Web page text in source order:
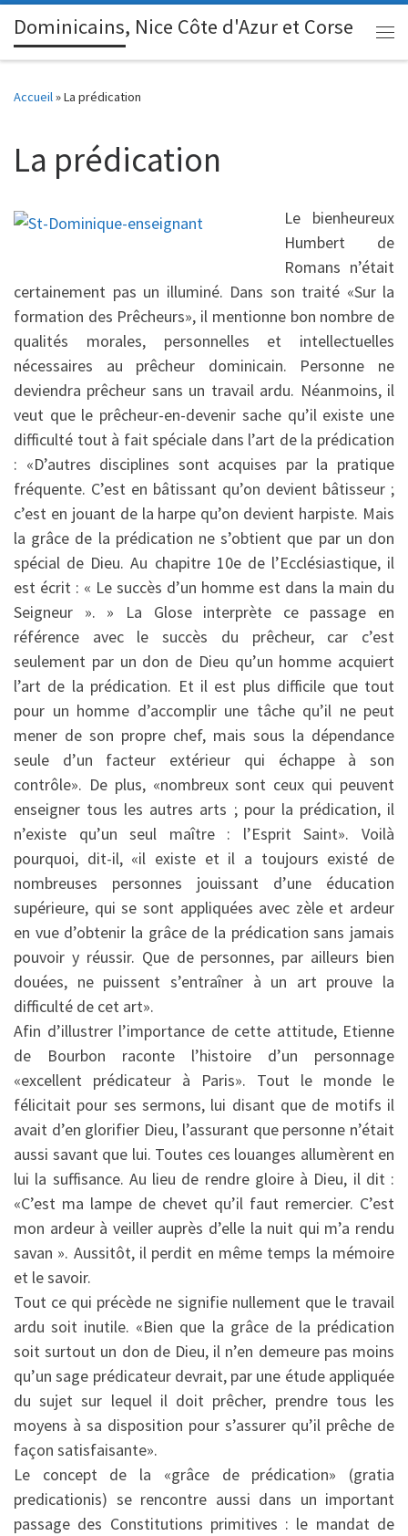
Passer au contenu
Dominicains, Nice Côte d'Azur et Corse
Accueil»La prédication
La prédication
Le bienheureux
Humbert de
Romans n’était
certainement pas un illuminé. Dans son traité «Sur la
formation des Prêcheurs», il mentionne bon nombre de
qualités morales, personnelles et intellectuelles
nécessaires au prêcheur dominicain. Personne ne
deviendra prêcheur sans un travail ardu. Néanmoins, il
veut que le prêcheur-en-devenir sache qu’il existe une
difficulté tout à fait spéciale dans l’art de la prédication
: «D’autres disciplines sont acquises par la pratique
fréquente. C’est en bâtissant qu’on devient bâtisseur ;
c’est en jouant de la harpe qu’on devient harpiste. Mais
la grâce de la prédication ne s’obtient que par un don
spécial de Dieu. Au chapitre 10e de l’Ecclésiastique, il
est écrit : « Le succès d’un homme est dans la main du
Seigneur ». » La Glose interprète ce passage en
référence avec le succès du prêcheur, car c’est
seulement par un don de Dieu qu’un homme acquiert
l’art de la prédication. Et il est plus difficile que tout
pour un homme d’accomplir une tâche qu’il ne peut
mener de son propre chef, mais sous la dépendance
seule d’un facteur extérieur qui échappe à son
contrôle». De plus, «nombreux sont ceux qui peuvent
enseigner tous les autres arts ; pour la prédication, il
n’existe qu’un seul maître : l’Esprit Saint». Voilà
pourquoi, dit-il, «il existe et il a toujours existé de
nombreuses personnes jouissant d’une éducation
supérieure, qui se sont appliquées avec zèle et ardeur
en vue d’obtenir la grâce de la prédication sans jamais
pouvoir y réussir. Que de personnes, par ailleurs bien
douées, ne puissent s’entraîner à un art prouve la
difficulté de cet art».
Afin d’illustrer l’importance de cette attitude, Etienne
de Bourbon raconte l’histoire d’un personnage
«excellent prédicateur à Paris». Tout le monde le
félicitait pour ses sermons, lui disant que de motifs il
avait d’en glorifier Dieu, l’assurant que personne n’était
aussi savant que lui. Toutes ces louanges allumèrent en
lui la suffisance. Au lieu de rendre gloire à Dieu, il dit :
«C’est ma lampe de chevet qu’il faut remercier. C’est
mon ardeur à veiller auprès d’elle la nuit qui m’a rendu
savan ». Aussitôt, il perdit en même temps la mémoire
et le savoir.
Tout ce qui précède ne signifie nullement que le travail
ardu soit inutile. «Bien que la grâce de la prédication
soit surtout un don de Dieu, il n’en demeure pas moins
qu’un sage prédicateur devrait, par une étude appliquée
du sujet sur lequel il doit prêcher, prendre tous les
moyens à sa disposition pour s’assurer qu’il prêche de
façon satisfaisante».
Le concept de la «grâce de prédication» (gratia
predicationis) se rencontre aussi dans un important
passage des Constitutions primitives : le mandat de